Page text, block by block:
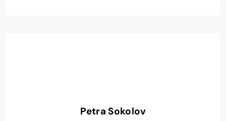
Petra Sokolov